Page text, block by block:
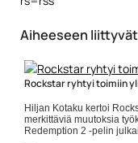
Aiheeseen
Rockstar ryhtyi toimiin
Hiljan Kotaku kertoi
merkittäviä muutoksia
Redemption 2 -pelin